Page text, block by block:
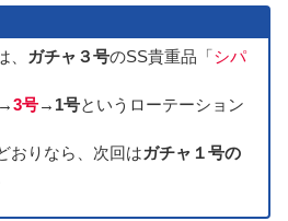
ガチャ３号のSS貴重品「シパ
3号→1号というローテーション
おりなら、次回はガチャ１号の